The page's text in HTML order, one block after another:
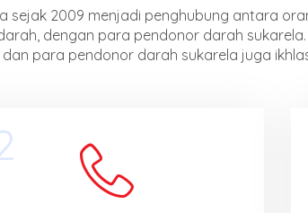
sejak 2009 menjadi penghubung antara
dengan para pendonor darah
para pendonor darah sukarela juga